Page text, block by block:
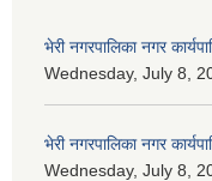
भेरी नगरपालिका नगर
Wednesday, July 8,
भेरी नगरपालिका नगर
Wednesday, July 8,